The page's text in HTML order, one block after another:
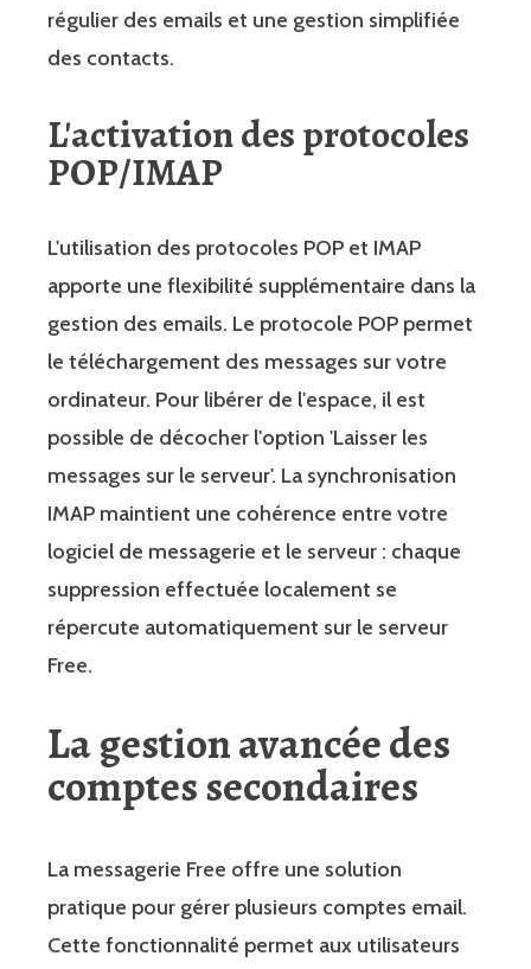
régulier des emails et une gestion simplifiée
des contacts.
L'activation des protocoles
POP/IMAP
L'utilisation des protocoles POP et IMAP
apporte une flexibilité supplémentaire dans la
gestion des emails. Le protocole POP permet
le téléchargement des messages sur votre
ordinateur. Pour libérer de l'espace, il est
possible de décocher l'option 'Laisser les
messages sur le serveur'. La synchronisation
IMAP maintient une cohérence entre votre
logiciel de messagerie et le serveur : chaque
suppression effectuée localement se
répercute automatiquement sur le serveur
Free.
La gestion avancée des
comptes secondaires
La messagerie Free offre une solution
pratique pour gérer plusieurs comptes email.
Cette fonctionnalité permet aux utilisateurs